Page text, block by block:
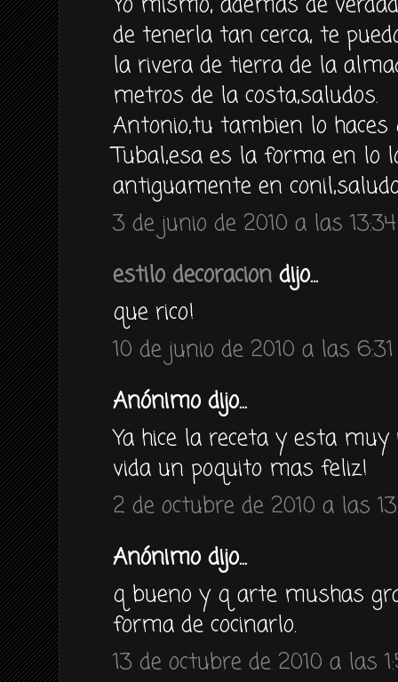
de tenerla tan cerca, te
la rivera de tierra de la
metros de la costa,saludos.
Antonio,tu tambien lo haces
Tubal,esa es la forma en lo
antiguamente en
3 de junio de 2010 a las 13:34
estilo decoracion dijo...
que rico!
10 de junio de 2010 a las 6:31
Anónimo dijo...
Ya hice la receta y esta
vida un poquito mas feliz!
2 de octubre de 2010 a las
Anónimo dijo...
q bueno y q arte mushas
forma de cocinarlo.
13 de octubre de 2010 a las